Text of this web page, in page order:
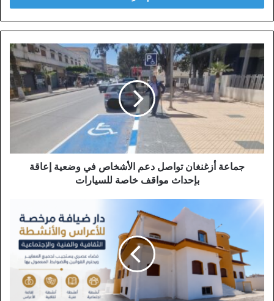
جماعة
أزغنغان
تواصل
دعم
الأشخاص
إعاقة
بإحداث
مواقفجماعة أزغنغان تواصل دعم الأشخاص في وضعية إعاقة
بإحداث مواقف خاصة للسيارات
ضيافة
الجدل..
ومتابعون
يعتبرون